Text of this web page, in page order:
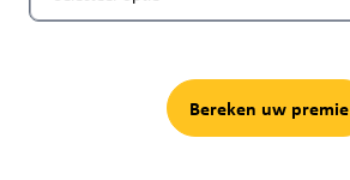
Bereken uw premie